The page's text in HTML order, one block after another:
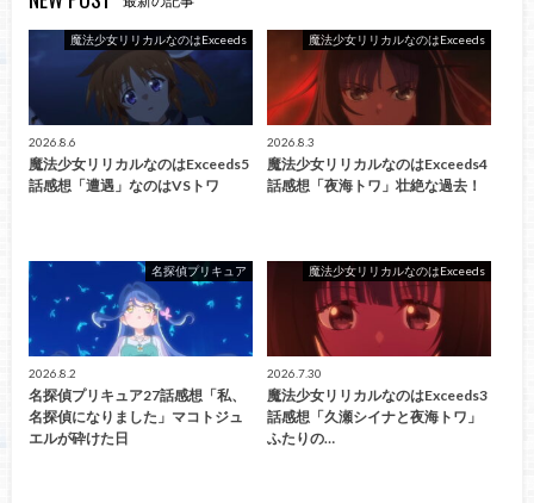
魔法少女リリカルなのはExceeds
2026.8.6
魔法少女リリカルなのはExceeds5
話感想「遭遇」なのはVSトワ
魔法少女リリカルなのはExceeds
2026.8.3
魔法少女リリカルなのはExceeds4
話感想「夜海トワ」壮絶な過去！
名探偵プリキュア
2026.8.2
名探偵プリキュア27話感想「私、
名探偵になりました」マコトジュ
エルが砕けた日
魔法少女リリカルなのはExceeds
2026.7.30
魔法少女リリカルなのはExceeds3
話感想「久瀬シイナと夜海トワ」
ふたりの…